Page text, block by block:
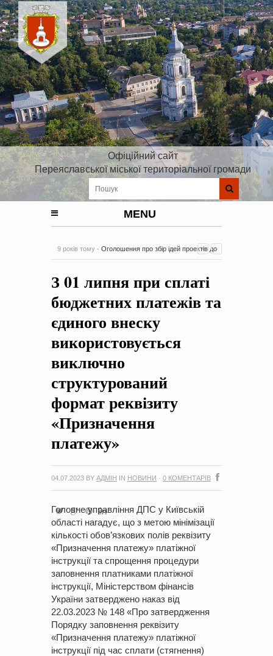
Офіційний сайт
Переяславської міської територіальної громади
MENU
9 років тому - Оголошення про збір ідей проектів до
на період 2018 – 2020 роки Оголошення про збір ідей
З 01 липня при сплаті
бюджетних платежів та
єдиного внеску
використовується
виключно
структурований
формат реквізиту
«Призначення
платежу»
04.07.2023 BY АДМІН IN НОВИНИ · 0 КОМЕНТАРІВ
Головне управління ДПС у Київській
області нагадує, що з метою мінімізації
кількості обов’язкових полів реквізиту
«Призначення платежу» платіжної
інструкції та спрощення процедури
заповнення платниками платіжної
інструкції, Міністерством фінансів
України затверджено наказ від
22.03.2023 № 148 «Про затвердження
Порядку заповнення реквізиту
«Призначення платежу» платіжної
інструкції під час сплати (стягнення)